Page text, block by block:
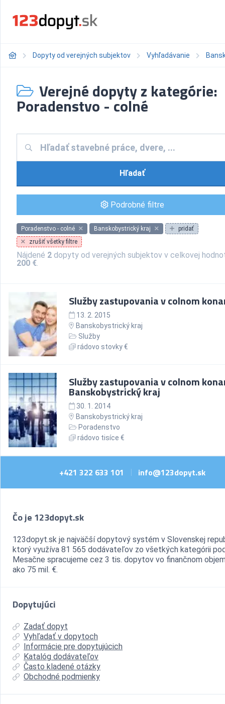
Dopyty od verejných subjektov Vyhľadávanie
Verejné dopyty z kategórie:
Poradenstvo - colné
Hľadať
Podrobné filtre
Poradenstvo - colné Banskobystrický kraj
pridať
zrušiť všetky filtre
Nájdené 2 dopyty od verejných subjektov v celkovej
200 €.
Služby zastupovania v colnom
13. 2. 2015
Banskobystrický kraj
Služby
rádovo stovky €
Služby zastupovania v colnom
Banskobystrický kraj
30. 1. 2014
Banskobystrický kraj
Poradenstvo
rádovo tisíce €
+421 322 633 101 | info@123dopyt.sk
Čo je 123dopyt.sk
123dopyt.sk je najväčší dopytový systém v Slovenskej
ktorý využíva 81 565 dodávateľov zo všetkých kategórii
Mesačne spracujeme cez 3 tis. dopytov vo finančnom
ako 75 mil. €.
Dopytujúci
Zadať dopyt
Vyhľadať v dopytoch
Informácie pre dopytujúcich
Katalóg dodávateľov
Často kladené otázky
Obchodné podmienky